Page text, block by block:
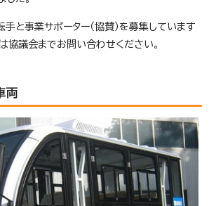
と事業サポーター（協賛）を募集しています
協議会までお問い合わせください。
両